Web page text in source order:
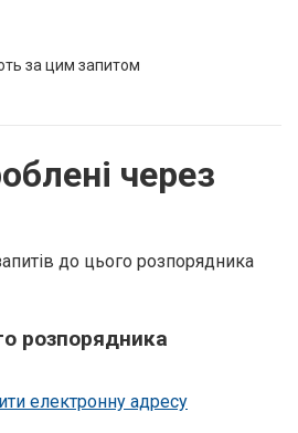
за цим запитом
через
до цього розпорядника
розпорядника
електронну адресу